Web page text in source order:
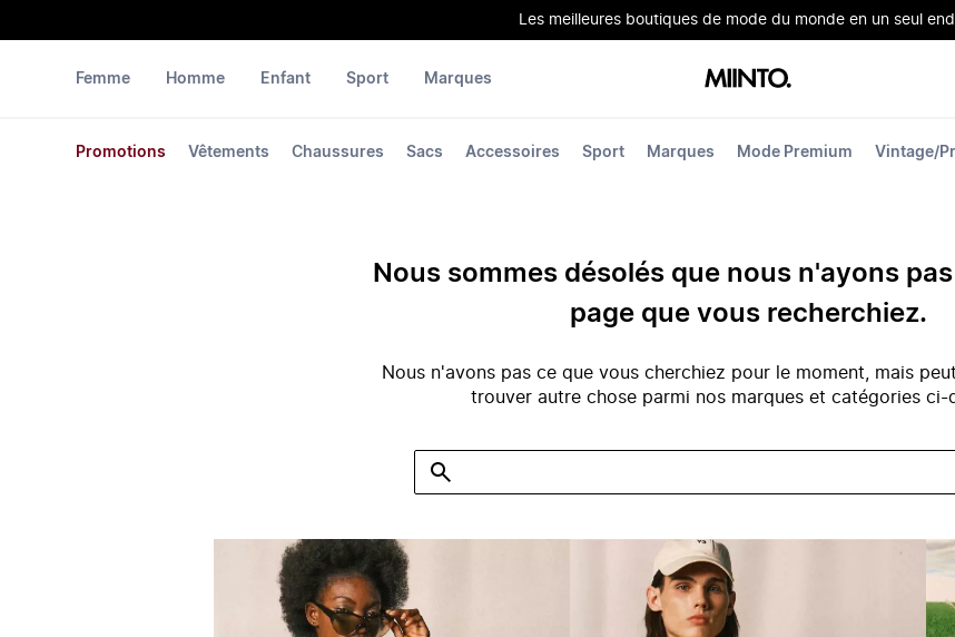
Les meilleures boutiques de mode du monde en un seul
Femme
Promotions Vêtements Chaussures Sacs Accessoires Sport Marques Mode Premium Vintage/
Homme Enfant Sport Marques
Nous sommes désolés que nous n'ayons
page que vous recherchiez.
Nous n'avons pas ce que vous cherchiez pour le moment, mais
trouver autre chose parmi nos marques et catégories ci-